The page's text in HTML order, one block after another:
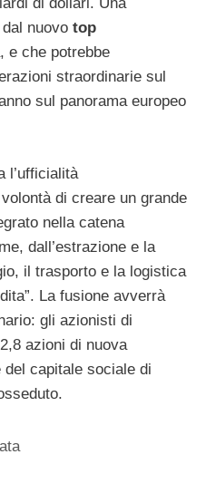
nuovo top
e che potrebbe
straordinarie sul
sul panorama europeo
l’ufficialità
di creare un grande
nella catena
dall’estrazione e la
il trasporto e la logistica
La fusione avverrà
gli azionisti di
azioni di nuova
capitale sociale di